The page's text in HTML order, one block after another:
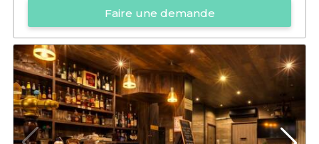
Faire une demande